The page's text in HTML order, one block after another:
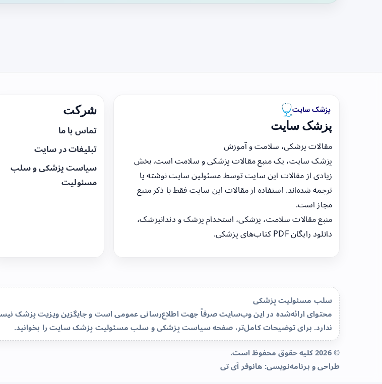
پزشک سایت
مقالات پزشکی، سلامت و آموزش
پزشک سایت، یک منبع مقالات پزشکی و سلامت است. بخش
زیادی از مقالات این سایت توسط مسئولین سایت نوشته یا
ترجمه شده‌اند. استفاده از مقالات این سایت فقط با ذکر منبع
مجاز است.
منبع مقالات سلامت، پزشکی، استخدام پزشک و دندانپزشک،
دانلود رایگان PDF کتاب‌های پزشکی.
شرکت
تماس با ما
تبلیغات در سایت
سیاست پزشکی و سلب
مسئولیت
سلب مسئولیت پزشکی
محتوای ارائه‌شده در این وب‌سایت صرفاً جهت اطلاع‌رسانی عمومی است و جایگزین ویزیت پزشک
ندارد. برای توضیحات کامل‌تر، صفحهسیاست پزشکی و سلب مسئولیت پزشک سایترا بخوانید.
© 2026 کلیه حقوق محفوظ است.
طراحی و برنامه‌نویسی: هانوفر آی تی